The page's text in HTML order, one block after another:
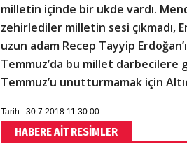
milletin içinde bir ukde vardı.
zehirlediler milletin sesi çıkmadı,
uzun adam Recep Tayyip
Temmuz’da bu millet darbecilere
Temmuz’u unutturmamak için
Tarih : 30.7.2018 11:30:00
HABERE AİT RESİMLER